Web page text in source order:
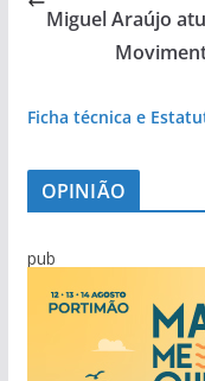
Miguel Araújo
Ficha técnica e
OPINIÃO
pub